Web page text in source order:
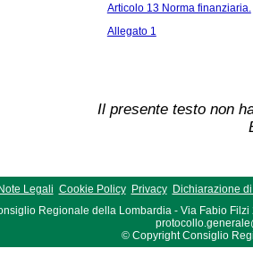
Articolo 13 Norma finanziaria.
Allegato 1
Il presente testo non
Note Legali Cookie Policy Privacy
Dichiarazione
Regionale della Lombardia - Via Fabio Filzi
© Copyright Consiglio